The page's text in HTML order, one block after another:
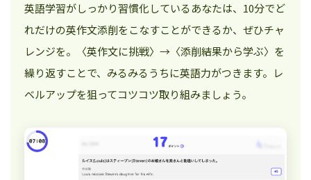
英語学習がしっかり習慣化しているあなたは、10分でど
れだけの英作文添削をこなすことができるか、ぜひチャ
レンジを。〈英作文に挑戦〉→〈添削結果から学ぶ〉を
繰り返すことで、みるみるうちに英語力がつきます。レ
ベルアップを狙ってコツコツ取り組みましょう。